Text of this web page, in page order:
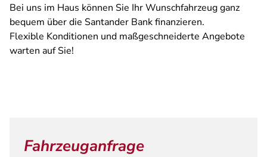
Bei uns im Haus können Sie Ihr Wunschfahrzeug ganz
bequem über die Santander Bank finanzieren.
Flexible Konditionen und maßgeschneiderte Angebote
warten auf Sie!
Fahrzeuganfrage